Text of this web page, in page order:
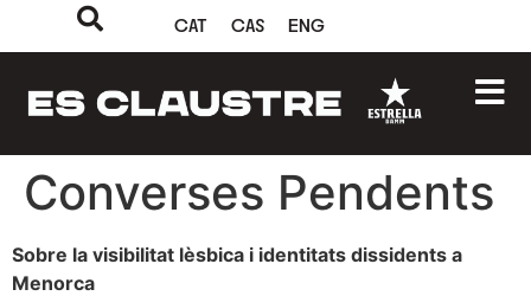
CAT CAS ENG
Converses Pendents
Sobre la visibilitat lèsbica i identitats dissidents a
Menorca